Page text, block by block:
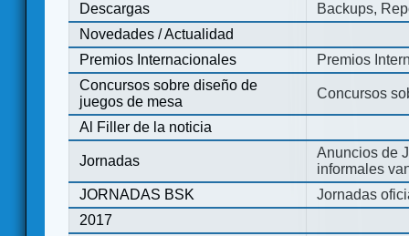
Descargas
Backups,
Novedades / Actualidad
Premios Internacionales
Premios
Concursos sobre diseño de
juegos de mesa
Concursos
Al Filler de la noticia
Jornadas
Anuncios de
informales
JORNADAS BSK
Jornadas
2017